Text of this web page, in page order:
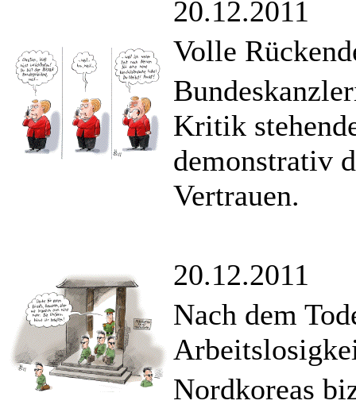
20.12.2011
Volle
Kritik
demonstrativ
Vertrauen.
20.12.2011
Nach dem
Nordkoreas